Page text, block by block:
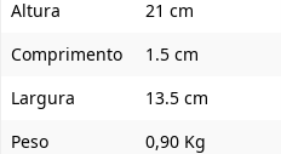
Altura
21 cm
Comprimento
1.5 cm
Largura
13.5 cm
Peso
0,90 Kg